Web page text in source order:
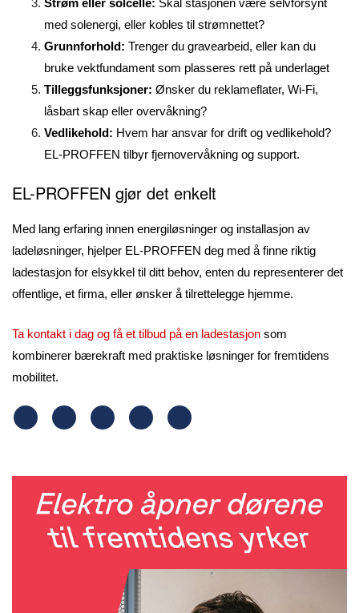
Strøm eller solcelle: Skal stasjonen være selvforsynt
med solenergi, eller kobles til strømnettet?
Grunnforhold: Trenger du gravearbeid, eller kan du
bruke vektfundament som plasseres rett på underlaget
Tilleggsfunksjoner: Ønsker du reklameflater, Wi-Fi,
låsbart skap eller overvåkning?
Vedlikehold: Hvem har ansvar for drift og vedlikehold?
EL-PROFFEN tilbyr fjernovervåkning og support.
EL-PROFFEN gjør det enkelt
Med lang erfaring innen energiløsninger og installasjon av
ladeløsninger, hjelper EL-PROFFEN deg med å finne riktig
ladestasjon for elsykkel til ditt behov, enten du representerer det
offentlige, et firma, eller ønsker å tilrettelegge hjemme.
Ta kontakt i dag og få et tilbud på en ladestasjon som
kombinerer bærekraft med praktiske løsninger for fremtidens
mobilitet.